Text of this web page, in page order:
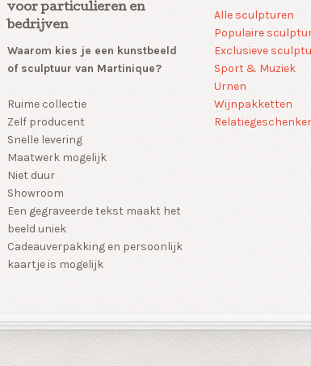
voor particulieren en
bedrijven
Waarom kies je een kunstbeeld
of sculptuur van Martinique?
Ruime collectie
Zelf producent
Snelle levering
Maatwerk mogelijk
Niet duur
Showroom
Een gegraveerde tekst maakt het
beeld uniek
Cadeauverpakking en persoonlijk
kaartje is mogelijk
Alle sculpturen
Populaire
Exclusieve
Sport & Muziek
Urnen
Wijnpakketten